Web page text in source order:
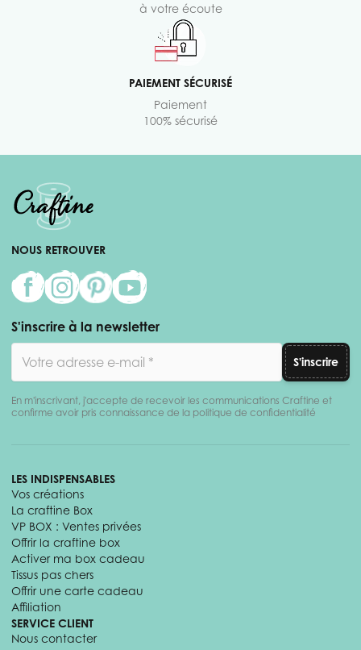
à votre écoute
PAIEMENT SÉCURISÉ
Paiement
100% sécurisé
NOUS RETROUVER
S'inscrire à la newsletter
S'inscrire
En m'inscrivant, j'accepte de recevoir les communications Craftine et
confirme avoir pris connaissance de la politique de confidentialité
LES INDISPENSABLES
Vos créations
La craftine Box
VP BOX : Ventes privées
Offrir la craftine box
Activer ma box cadeau
Tissus pas chers
Offrir une carte cadeau
Affiliation
SERVICE CLIENT
Nous contacter